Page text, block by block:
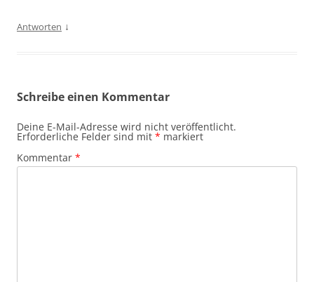
Antworten ↓
Schreibe einen Kommentar
Deine E-Mail-Adresse wird nicht veröffentlicht.
Erforderliche Felder sind mit * markiert
Kommentar *